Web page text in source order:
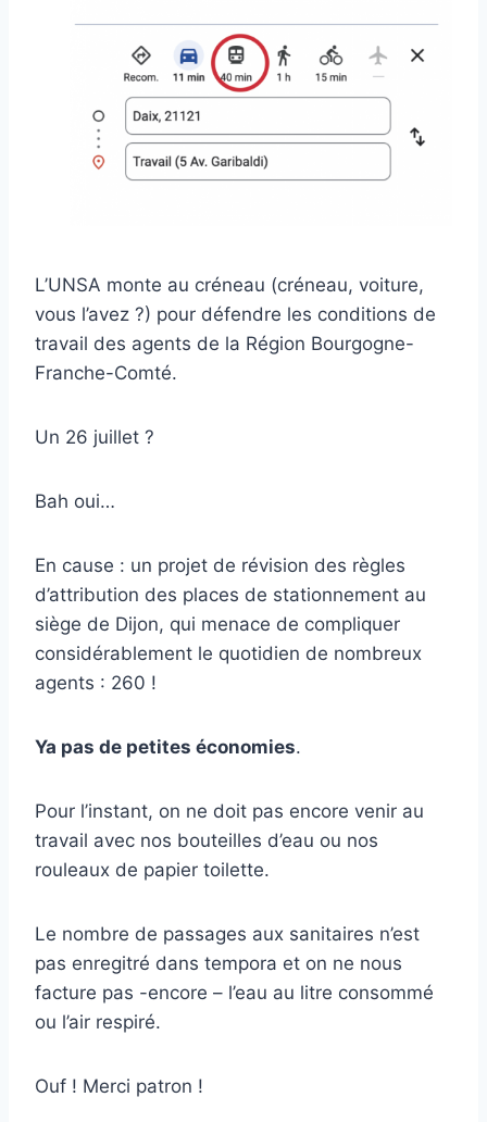
L’UNSA monte au créneau (créneau, voiture,
vous l’avez ?) pour défendre les conditions de
travail des agents de la Région Bourgogne-
Franche-Comté.
Un 26 juillet ?
Bah oui…
En cause : un projet de révision des règles
d’attribution des places de stationnement au
siège de Dijon, qui menace de compliquer
considérablement le quotidien de nombreux
agents : 260 !
Ya pas de petites économies.
Pour l’instant, on ne doit pas encore venir au
travail avec nos bouteilles d’eau ou nos
rouleaux de papier toilette.
Le nombre de passages aux sanitaires n’est
pas enregitré dans tempora et on ne nous
facture pas -encore – l’eau au litre consommé
ou l’air respiré.
Ouf ! Merci patron !